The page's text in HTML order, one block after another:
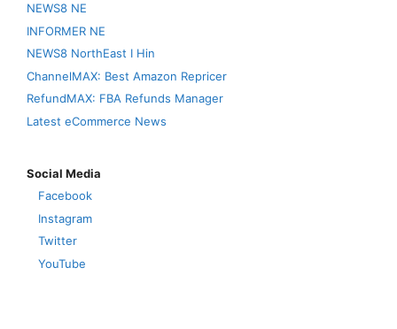
NEWS8 NE
INFORMER NE
NEWS8 NorthEast I Hin
ChannelMAX: Best Amazon Repricer
RefundMAX: FBA Refunds Manager
Latest eCommerce News
Social Media
Facebook
Instagram
Twitter
YouTube